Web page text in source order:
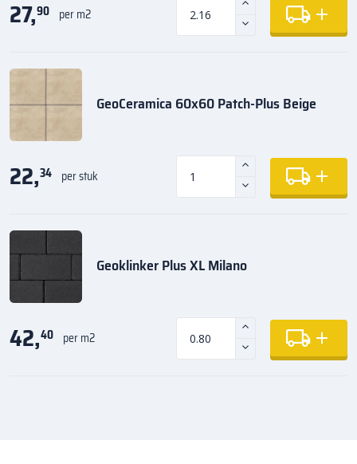
27,90 per m2
GeoCeramica 60x60 Patch-Plus Beige
22,34 per stuk
Geoklinker Plus XL Milano
42,40 per m2